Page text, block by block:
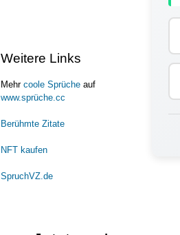
Weitere Links
Mehr coole Sprücheauf
www.sprüche.cc
Berühmte Zitate
NFT kaufen
SpruchVZ.de